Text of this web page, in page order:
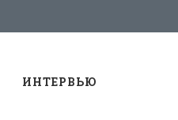
ИНТЕРВЬЮ